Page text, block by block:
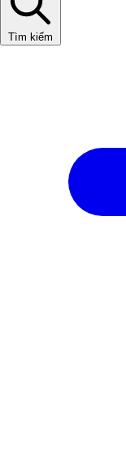
Tìm kiếm